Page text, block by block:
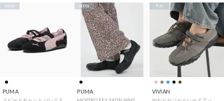
PUMA
NEW
PUMA
NEW
VIVIAN
予約